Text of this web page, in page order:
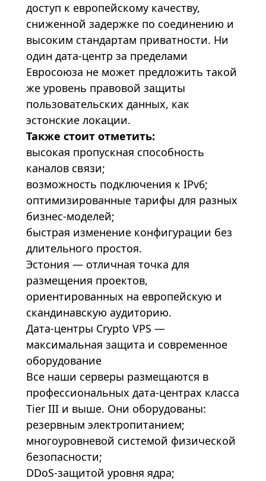
доступ к европейскому качеству,
сниженной задержке по соединению и
высоким стандартам приватности. Ни
один дата-центр за пределами
Евросоюза не может предложить такой
же уровень правовой защиты
пользовательских данных, как
эстонские локации.
Также стоит отметить:
высокая пропускная способность
каналов связи;
возможность подключения к IPv6;
оптимизированные тарифы для разных
бизнес-моделей;
быстрая изменение конфигурации без
длительного простоя.
Эстония — отличная точка для
размещения проектов,
ориентированных на европейскую и
скандинавскую аудиторию.
Дата-центры Crypto VPS —
максимальная защита и современное
оборудование
Все наши серверы размещаются в
профессиональных дата-центрах класса
Tier III и выше. Они оборудованы:
резервным электропитанием;
многоуровневой системой физической
безопасности;
DDoS-защитой уровня ядра;